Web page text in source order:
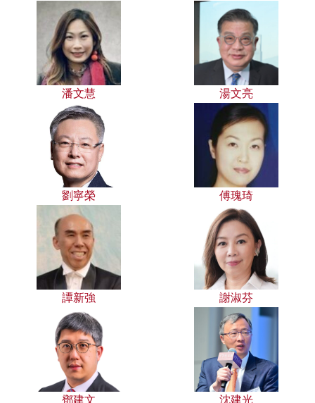
潘文慧 湯文亮
劉寧榮 傅瑰琦
譚新強 謝淑芬
鄧建文 沈建光